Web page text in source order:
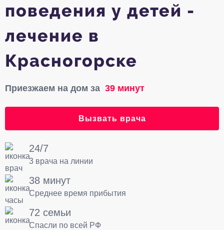
поведения у детей -
лечение в
Красногорске
Приезжаем на дом за 39 минут
Вызвать врача
24/7
3 врача на линии
38 минут
Среднее время прибытия
72 семьи
Спасли по всей РФ